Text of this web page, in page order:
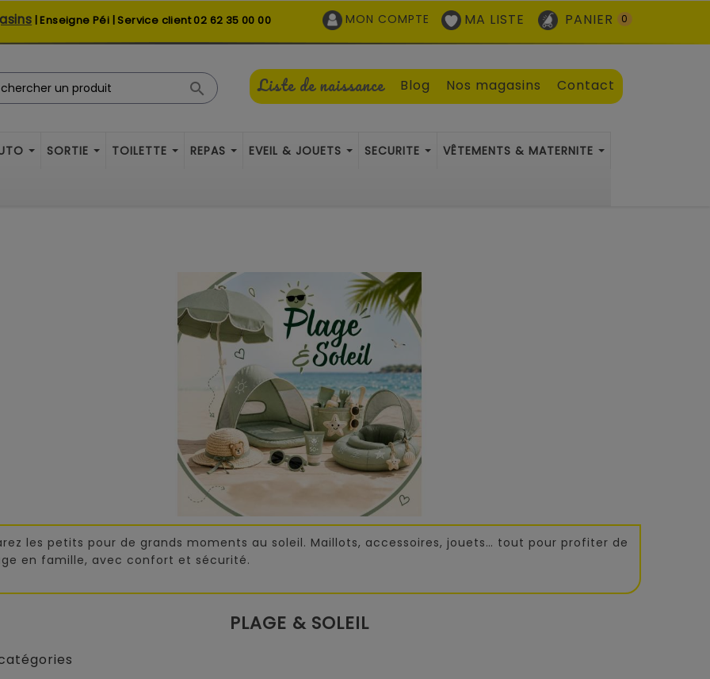
| Enseigne Péi | Service client02 62 35 00 00 MON COMPTE MA LISTE PANIER 0
Liste de naissance Blog Nos magasins Contact

SORTIE TOILETTE REPAS EVEIL & JOUETS SECURITE VÊTEMENTS & MATERNITE
les petits pour de grands moments au soleil. Maillots, accessoires, jouets… tout pour profiter de
en famille, avec confort et sécurité.
PLAGE & SOLEIL